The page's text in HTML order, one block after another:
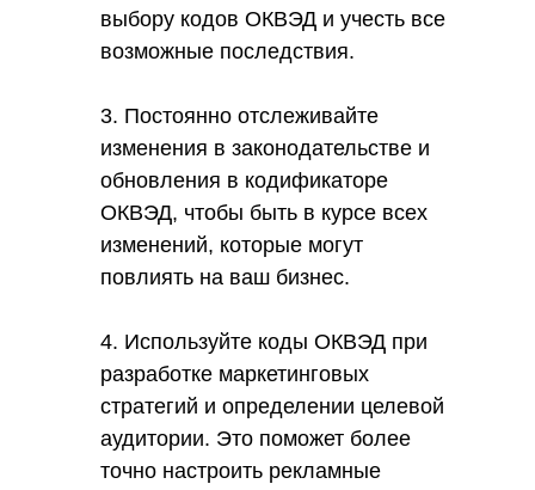
выбору кодов ОКВЭД и учесть все
возможные последствия.
3. Постоянно отслеживайте
изменения в законодательстве и
обновления в кодификаторе
ОКВЭД, чтобы быть в курсе всех
изменений, которые могут
повлиять на ваш бизнес.
4. Используйте коды ОКВЭД при
разработке маркетинговых
стратегий и определении целевой
аудитории. Это поможет более
точно настроить рекламные